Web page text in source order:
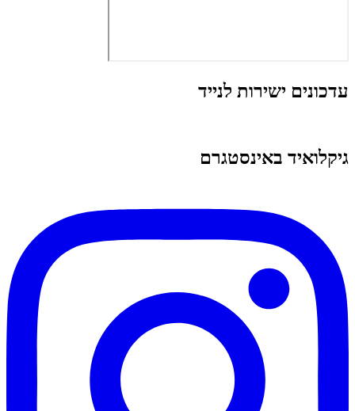
עדכונים ישירות לנייד
גיקלואיד באינסטגרם